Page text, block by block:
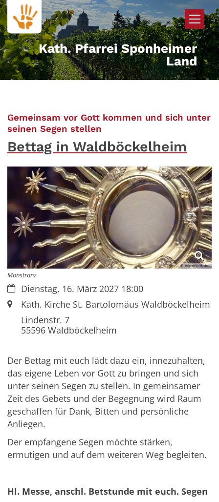
Zum Inhalt springen
Kath. Pfarrei Sponheimer
Land
Gemeinsam vor Gott kommen und sich unter
seinen Segen stellen
Bettag in Waldböckelheim
© Viktoria Höhn
Monstranz
Datum:Dienstag, 16. März 2027 18:00
Ort:Kath. Kirche St. Bartolomäus Waldböckelheim
Lindenstr. 7
55596Waldböckelheim
Der Bettag mit euch lädt dazu ein, innezuhalten,
das eigene Leben vor Gott zu bringen und sich
unter seinen Segen zu stellen. In gemeinsamer
Zeit des Gebets und der Begegnung wird Raum
geschaffen für Dank, Bitten und persönliche
Anliegen.
Der empfangene Segen möchte stärken,
ermutigen und auf dem weiteren Weg begleiten.
Hl. Messe, anschl. Betstunde mit euch. Segen